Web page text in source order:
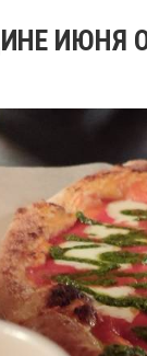
ИЮНЯ